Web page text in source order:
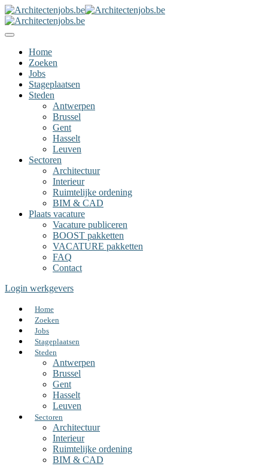
Home
Zoeken
Jobs
Stageplaatsen
Steden
Antwerpen
Brussel
Gent
Hasselt
Leuven
Sectoren
Architectuur
Interieur
Ruimtelijke ordening
BIM & CAD
Plaats vacature
Vacature publiceren
BOOST pakketten
VACATURE pakketten
FAQ
Contact
Login werkgevers
Home
Zoeken
Jobs
Stageplaatsen
Steden
Antwerpen
Brussel
Gent
Hasselt
Leuven
Sectoren
Architectuur
Interieur
Ruimtelijke ordening
BIM & CAD